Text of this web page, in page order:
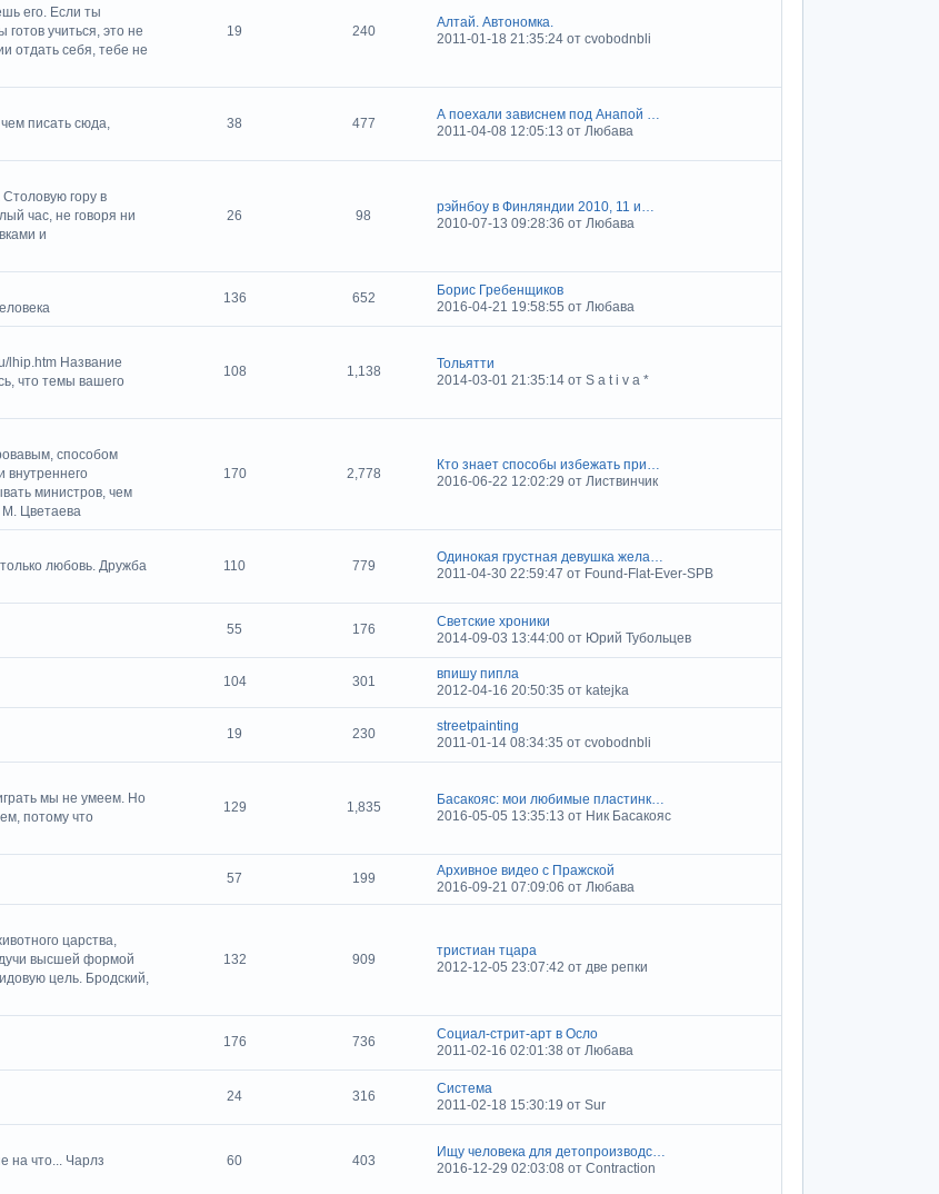
его. Если ты
готов учиться, это не
отдать себя, тебе не
19 240
Алтай. Автономка.
2011-01-18 21:35:24 от cvobodnbli
писать сюда,
38 477
А поехали зависнем под Анапой …
2011-04-08 12:05:13 от Любава
гору в
час, не говоря ни
и
26 98
рэйнбоу в Финляндии 2010, 11 и…
2010-07-13 09:28:36 от Любава
136 652
Борис Гребенщиков
2016-04-21 19:58:55 от Любава
lhip.htm Название
что темы вашего
108 1,138
Тольятти
2014-03-01 21:35:14 от S a t i v a *
способом
внутреннего
министров, чем
М. Цветаева
170 2,778
Кто знает способы избежать при…
2016-06-22 12:02:29 от Листвинчик
любовь. Дружба
110 779
Одинокая грустная девушка жела…
2011-04-30 22:59:47 от Found-Flat-Ever-SPB
55 176
Светские хроники
2014-09-03 13:44:00 от Юрий Тубольцев
104 301
впишу пипла
2012-04-16 20:50:35 от katejka
19 230
streetpainting
2011-01-14 08:34:35 от cvobodnbli
мы не умеем. Но
потому что
129 1,835
Басакояс: мои любимые пластинк…
2016-05-05 13:35:13 от Ник Басакояс
57 199
Архивное видео с Пражской
2016-09-21 07:09:06 от Любава
царства,
высшей формой
цель. Бродский,
132 909
тристиан тцара
2012-12-05 23:07:42 от две репки
176 736
Социал-стрит-арт в Осло
2011-02-16 02:01:38 от Любава
24 316
Система
2011-02-18 15:30:19 от Sur
на что... Чарлз
60 403
Ищу человека для детопроизводс…
2016-12-29 02:03:08 от Contraction